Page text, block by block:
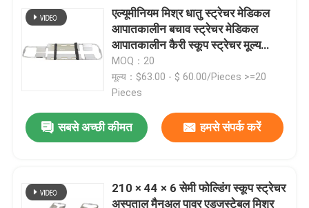
गुणवत्ता नियंत्रण
समाचार
उद्धरण मांगें
एल्यूमीनियम मिश्र धातु स्ट्रेचर मेडिकल
आपातकालीन बचाव स्ट्रेचर मेडिकल
आपातकालीन कैरी स्कूप स्ट्रेचर मूल्य
210*44*6 सेमी
MOQ：20
मूल्य：$63.00 - $ 60.00/Pieces >=20
Pieces
सबसे अच्छी कीमत हमसे संपर्क करें
210 × 44 × 6 सेमी फोल्डिंग स्कूप स्ट्रेचर
अस्पताल मैनुअल पावर एडजस्टेबल मिश्र